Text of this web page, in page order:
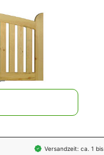
Versandzeit: ca. 1